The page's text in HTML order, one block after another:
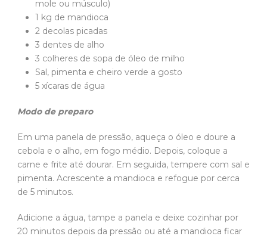
mole ou músculo)
1 kg de mandioca
2 decolas picadas
3 dentes de alho
3 colheres de sopa de óleo de milho
Sal, pimenta e cheiro verde a gosto
5 xícaras de água
Modo de preparo
Em uma panela de pressão, aqueça o óleo e doure a
cebola e o alho, em fogo médio. Depois, coloque a
carne e frite até dourar. Em seguida, tempere com sal e
pimenta. Acrescente a mandioca e refogue por cerca
de 5 minutos.
Adicione a água, tampe a panela e deixe cozinhar por
20 minutos depois da pressão ou até a mandioca ficar